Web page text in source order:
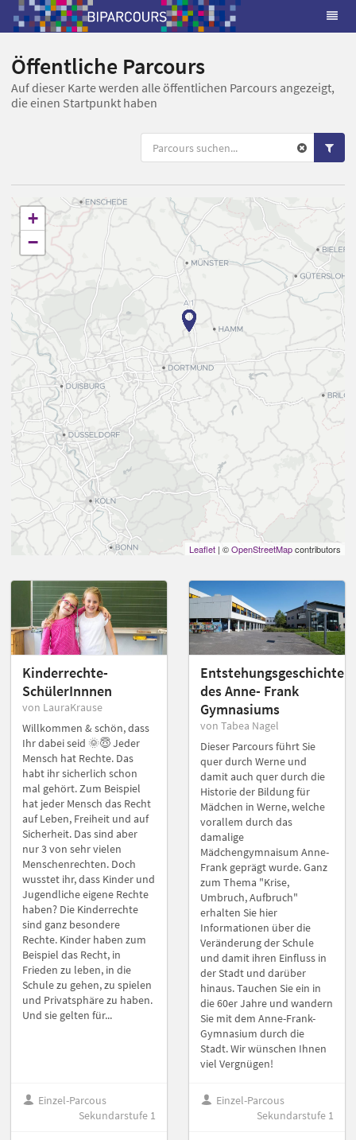
Öffentliche Parcours
Auf dieser Karte werden alle öffentlichen Parcours angezeigt,
die einen Startpunkt haben
+
−
Leaflet | ©OpenStreetMapcontributors
Kinderrechte-
SchülerInnnen
von LauraKrause
Willkommen & schön, dass
Ihr dabei seid 🌞😇 Jeder
Mensch hat Rechte. Das
habt ihr sicherlich schon
mal gehört. Zum Beispiel
hat jeder Mensch das Recht
auf Leben, Freiheit und auf
Sicherheit. Das sind aber
nur 3 von sehr vielen
Menschenrechten. Doch
wusstet ihr, dass Kinder und
Jugendliche eigene Rechte
haben? Die Kinderrechte
sind ganz besondere
Rechte. Kinder haben zum
Beispiel das Recht, in
Frieden zu leben, in die
Schule zu gehen, zu spielen
und Privatsphäre zu haben.
Und sie gelten für...
Einzel-Parcous
Sekundarstufe 1
Entstehungsgeschichte
des Anne- Frank
Gymnasiums
von Tabea Nagel
Dieser Parcours führt Sie
quer durch Werne und
damit auch quer durch die
Historie der Bildung für
Mädchen in Werne, welche
vorallem durch das
damalige
Mädchengymnaisum Anne-
Frank geprägt wurde. Ganz
zum Thema "Krise,
Umbruch, Aufbruch"
erhalten Sie hier
Informationen über die
Veränderung der Schule
und damit ihren Einfluss in
der Stadt und darüber
hinaus. Tauchen Sie ein in
die 60er Jahre und wandern
Sie mit dem Anne-Frank-
Gymnasium durch die
Stadt. Wir wünschen Ihnen
viel Vergnügen!
Einzel-Parcous
Sekundarstufe 1